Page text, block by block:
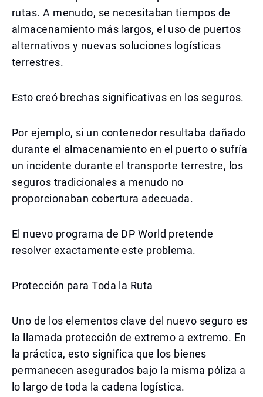
rutas. A menudo, se necesitaban tiempos de
almacenamiento más largos, el uso de puertos
alternativos y nuevas soluciones logísticas
terrestres.
Esto creó brechas significativas en los seguros.
Por ejemplo, si un contenedor resultaba dañado
durante el almacenamiento en el puerto o sufría
un incidente durante el transporte terrestre, los
seguros tradicionales a menudo no
proporcionaban cobertura adecuada.
El nuevo programa de DP World pretende
resolver exactamente este problema.
Protección para Toda la Ruta
Uno de los elementos clave del nuevo seguro es
la llamada protección de extremo a extremo. En
la práctica, esto significa que los bienes
permanecen asegurados bajo la misma póliza a
lo largo de toda la cadena logística.